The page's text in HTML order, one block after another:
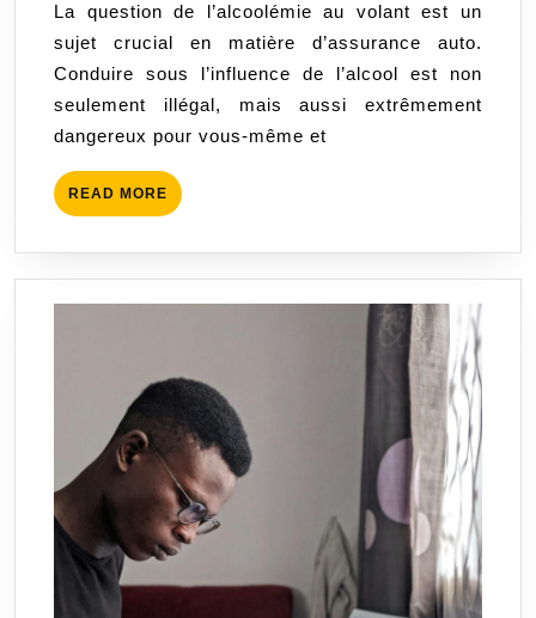
:
Les
Risques
à
La question de l’alcoolémie au volant est un
sujet crucial en matière d’assurance auto.
Conduire sous l’influence de l’alcool est non
seulement illégal, mais aussi extrêmement
dangereux pour vous-même et
READ MORE READ
MORE